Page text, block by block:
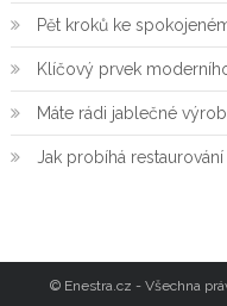
Pět kroků ke
Klíčový prvek
Máte rádi jablečné
Jak probíhá
© Enestra.cz - Všechna